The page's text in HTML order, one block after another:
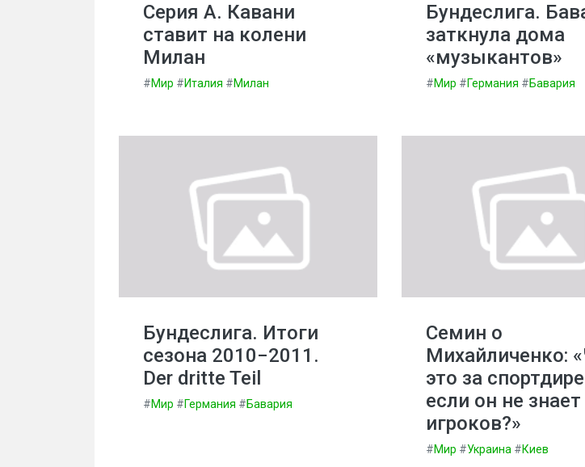
Серия А. Кавани
ставит на колени
Милан
#Мир #Италия #Милан
Бундеслига.
заткнула дома
«музыкантов»
#Мир #Германия #Бавария
Бундеслига. Итоги
сезона 2010−2011.
Der dritte Teil
#Мир #Германия #Бавария
Семин о
Михайличенко:
это за
если он не знает
игроков?»
#Мир #Украина #Киев